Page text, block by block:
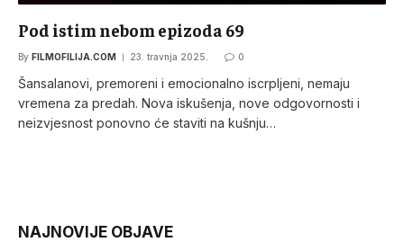
Pod istim nebom epizoda 69
By FILMOFILIJA.COM 23. travnja 2025. 0
Šansalanovi, premoreni i emocionalno iscrpljeni, nemaju
vremena za predah. Nova iskušenja, nove odgovornosti i
neizvjesnost ponovno će staviti na kušnju…
NAJNOVIJE OBJAVE